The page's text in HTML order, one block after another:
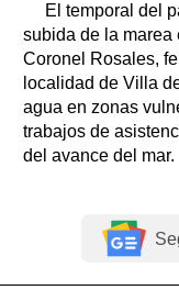
El temporal del
subida de la marea
Coronel Rosales,
localidad de Villa
agua en zonas
trabajos de
del avance del mar.